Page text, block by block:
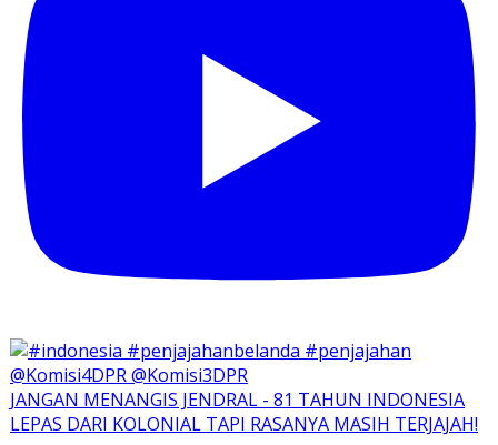
JANGAN MENANGIS JENDRAL - 81 TAHUN INDONESIA
LEPAS DARI KOLONIAL TAPI RASANYA MASIH TERJAJAH!